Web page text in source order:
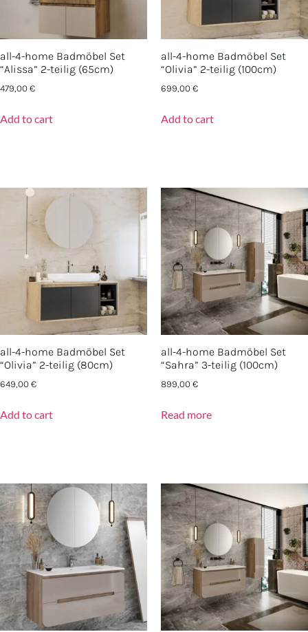
all-4-home Badmöbel Set
“Alissa” 2-teilig (65cm)
479,00€
Add to cart
all-4-home Badmöbel Set
“Olivia” 2-teilig (100cm)
699,00€
Add to cart
all-4-home Badmöbel Set
“Olivia” 2-teilig (80cm)
649,00€
Add to cart
all-4-home Badmöbel Set
“Sahra” 3-teilig (100cm)
899,00€
Read more